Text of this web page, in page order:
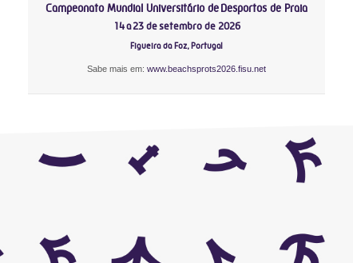
Campeonato Mundial Universitário de Desportos de Praia
14 a 23 de setembro de 2026
Figueira da Foz, Portugal
Sabe mais em:www.beachsprots2026.fisu.net